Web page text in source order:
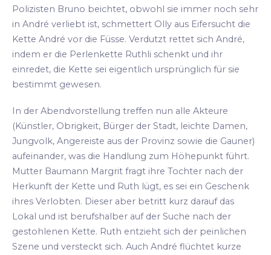
Polizisten Bruno beichtet, obwohl sie immer noch sehr
in André verliebt ist, schmettert Olly aus Eifersucht die
Kette André vor die Füsse. Verdutzt rettet sich André,
indem er die Perlenkette Ruthli schenkt und ihr
einredet, die Kette sei eigentlich ursprünglich für sie
bestimmt gewesen.
In der Abendvorstellung treffen nun alle Akteure
(Künstler, Obrigkeit, Bürger der Stadt, leichte Damen,
Jungvolk, Angereiste aus der Provinz sowie die Gauner)
aufeinander, was die Handlung zum Höhepunkt führt.
Mutter Baumann Margrit fragt ihre Tochter nach der
Herkunft der Kette und Ruth lügt, es sei ein Geschenk
ihres Verlobten. Dieser aber betritt kurz darauf das
Lokal und ist berufshalber auf der Suche nach der
gestohlenen Kette. Ruth entzieht sich der peinlichen
Szene und versteckt sich. Auch André flüchtet kurze